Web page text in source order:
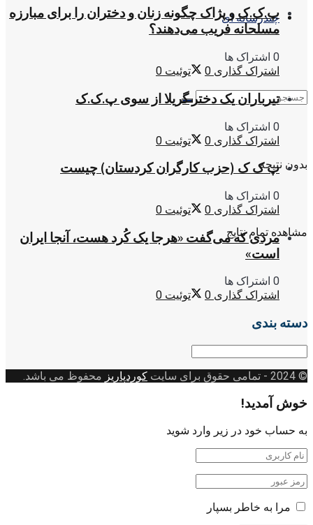
چندرسانه ای
بدون نتیجه
مشاهده تمام نتایج
پ.ک.ک و پژاک چگونه زنان و دختران را برای مبارزه
مسلحانه فریب می‌دهند؟
0 اشتراک ها
اشتراک گذاری 0 توئیت 0
تیرباران یک دختر گریلا از سوی پ.ک.ک
0 اشتراک ها
اشتراک گذاری 0 توئیت 0
پ ک ک (حزب کارگران کردستان) چیست
0 اشتراک ها
اشتراک گذاری 0 توئیت 0
مردی که می‌گفت «هرجا یک کُرد هست، آنجا ایران
است»
0 اشتراک ها
اشتراک گذاری 0 توئیت 0
دسته بندی
دسته
© 2024
- تمامی حقوق برای سایت کوردپاریز محفوظ می باشد.
خوش آمدید!
به حساب خود در زیر وارد شوید
مرا به خاطر بسپار